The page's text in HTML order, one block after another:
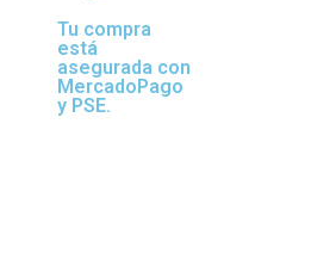
Tu compra
está
asegurada con
MercadoPago
y PSE.